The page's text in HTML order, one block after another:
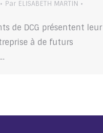
Par ELISABETH MARTIN
de DCG présentent leur
à de futurs